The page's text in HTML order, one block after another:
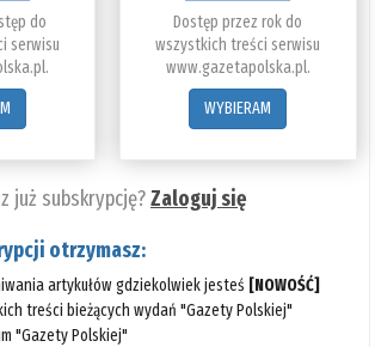
do
serwisu
Dostęp przez rok do
wszystkich treści serwisu
www.gazetapolska.pl.
WYBIERAM
już subskrypcję?Zaloguj się
otrzymasz:
artykułów gdziekolwiek jesteś [NOWOŚĆ]
treści bieżących wydań "Gazety Polskiej"
"Gazety Polskiej"